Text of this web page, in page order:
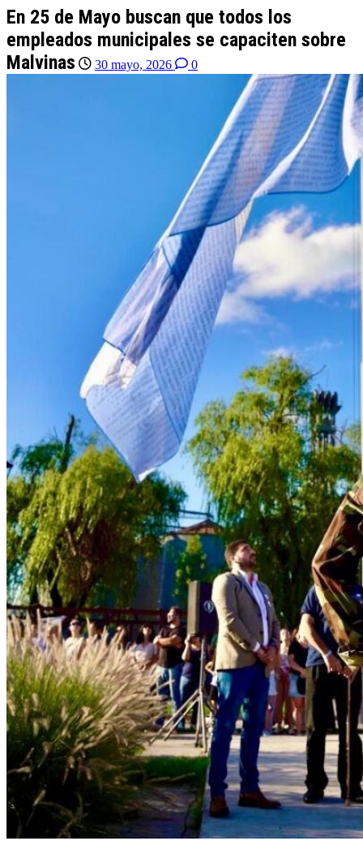
En 25 de Mayo buscan que todos los
empleados municipales se capaciten sobre
Malvinas
30 mayo, 2026 0